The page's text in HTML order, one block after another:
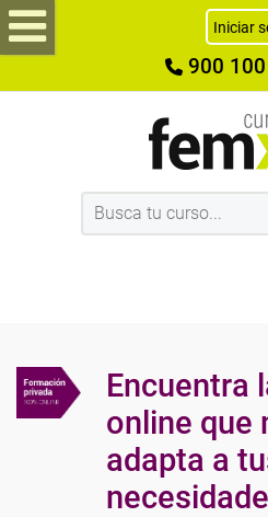
Iniciar
900
Encuentra
online que
adapta a